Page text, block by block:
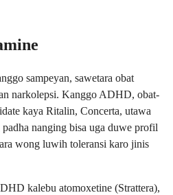
sampeyan, sawetara obat
narkolepsi. Kanggo ADHD, obat-
kaya Ritalin, Concerta, utawa
nanging bisa uga duwe profil
wong luwih toleransi karo jinis
kalebu atomoxetine (Strattera),